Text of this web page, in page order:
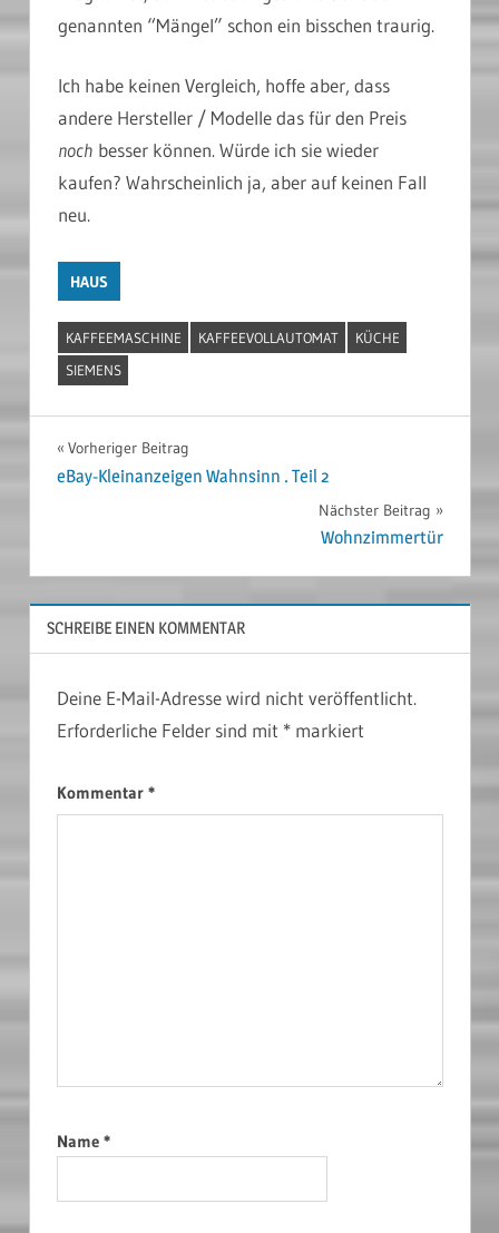
genannten “Mängel” schon ein bisschen traurig.
Ich habe keinen Vergleich, hoffe aber, dass
andere Hersteller / Modelle das für den Preis
noch besser können. Würde ich sie wieder
kaufen? Wahrscheinlich ja, aber auf keinen Fall
neu.
HAUS
KAFFEEMASCHINE KAFFEEVOLLAUTOMAT
KÜCHE
SIEMENS
Beitragsnavigation
Vorheriger Beitrag
eBay-Kleinanzeigen Wahnsinn . Teil 2
Nächster Beitrag
Wohnzimmertür
SCHREIBE EINEN KOMMENTAR
Deine E-Mail-Adresse wird nicht veröffentlicht.
Erforderliche Felder sind mit *markiert
Kommentar *
Name *